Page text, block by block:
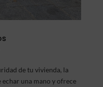
de tu vivienda, la
una mano y ofrece